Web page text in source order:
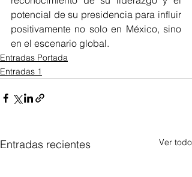
potencial de su presidencia para influir
positivamente no solo en México, sino
en el escenario global.
Entradas Portada
Entradas 1
Entradas recientes Ver todo